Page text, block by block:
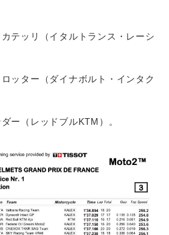
テッリ（イタルトランス・レーシ
ッター（ダイナボルト・インタク
ー（レッドブルKTM）。